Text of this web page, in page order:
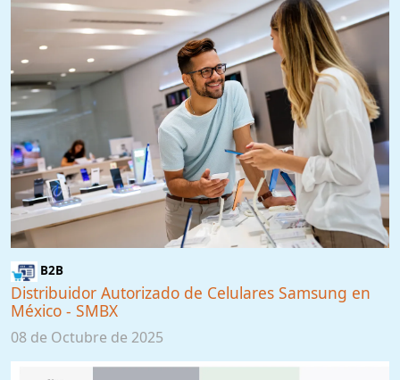
B2B
Distribuidor Autorizado de Celulares Samsung en
México - SMBX
08 de Octubre de 2025